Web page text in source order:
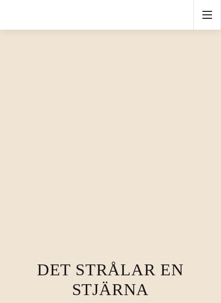
DET STRÅLAR EN
STJÄRNA